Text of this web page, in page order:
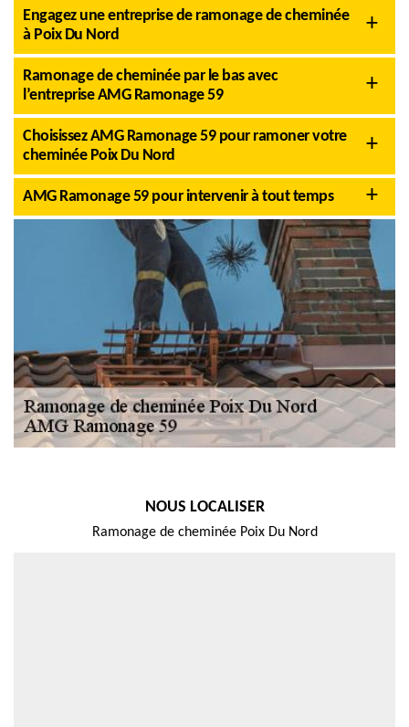
Engagez une entreprise de ramonage de cheminée
à Poix Du Nord
Ramonage de cheminée par le bas avec
l’entreprise AMG Ramonage 59
Choisissez AMG Ramonage 59 pour ramoner votre
cheminée Poix Du Nord
AMG Ramonage 59 pour intervenir à tout temps
NOUS LOCALISER
Ramonage de cheminée Poix Du Nord